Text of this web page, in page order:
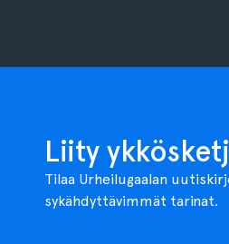
Liity
Tilaa Urheilugaalan
sykähdyttävimmät tarinat.